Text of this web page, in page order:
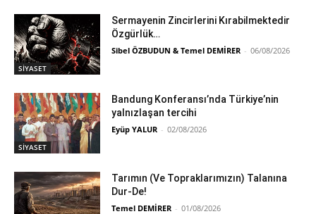
SİYASET
Sermayenin Zincirlerini Kırabilmektedir
Özgürlük…
Sibel ÖZBUDUN & Temel DEMİRER - 06/08/2026
SİYASET
Bandung Konferansı’nda Türkiye’nin
yalnızlaşan tercihi
Eyüp YALUR - 02/08/2026
Tarımın (Ve Topraklarımızın) Talanına
Dur-De!
Temel DEMİRER - 01/08/2026